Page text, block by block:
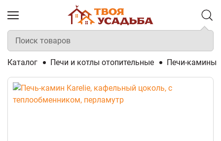
Каталог Печи и котлы отопительные Печи-камины